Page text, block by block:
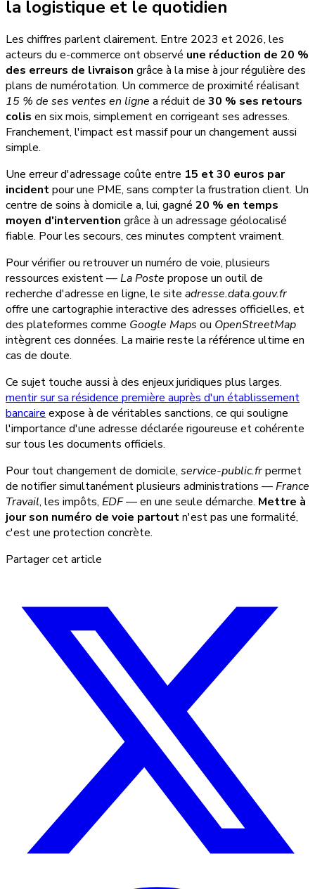
la logistique et le quotidien
Les chiffres parlent clairement. Entre 2023 et 2026, les
acteurs du e-commerce ont observé une réduction de 20 %
des erreurs de livraison grâce à la mise à jour régulière des
plans de numérotation. Un commerce de proximité réalisant
15 % de ses ventes en ligne a réduit de 30 % ses retours
colis en six mois, simplement en corrigeant ses adresses.
Franchement, l'impact est massif pour un changement aussi
simple.
Une erreur d'adressage coûte entre 15 et 30 euros par
incidentpour une PME, sans compter la frustration client. Un
centre de soins à domicile a, lui, gagné 20 % en temps
moyen d'intervention grâce à un adressage géolocalisé
fiable. Pour les secours, ces minutes comptent vraiment.
Pour vérifier ou retrouver un numéro de voie, plusieurs
ressources existent —La Poste propose un outil de
recherche d'adresse en ligne, le site adresse.data.gouv.fr
offre une cartographie interactive des adresses officielles, et
des plateformes comme Google Maps ou OpenStreetMap
intègrent ces données. La mairie reste la référence ultime en
cas de doute.
Ce sujet touche aussi à des enjeux juridiques plus larges.
mentir sur sa résidence première auprès d'un établissement
bancaireexpose à de véritables sanctions, ce qui souligne
l'importance d'une adresse déclarée rigoureuse et cohérente
sur tous les documents officiels.
Pour tout changement de domicile, service-public.frpermet
de notifier simultanément plusieurs administrations —France
Travail, les impôts, EDF— en une seule démarche. Mettre à
jour son numéro de voie partoutn'est pas une formalité,
c'est une protection concrète.
Partager cet article